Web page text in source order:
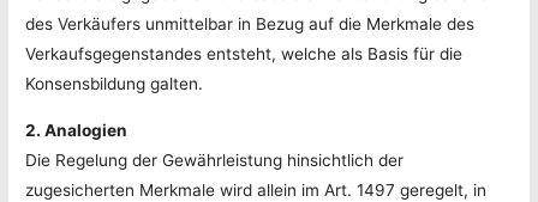
des Verkäufers unmittelbar in Bezug auf die Merkmale des
Verkaufsgegenstandes entsteht, welche als Basis für die
Konsensbildung galten.
2. Analogien
Die Regelung der Gewährleistung hinsichtlich der
zugesicherten Merkmale wird allein im Art. 1497 geregelt, in